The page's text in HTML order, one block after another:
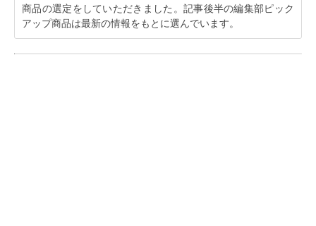
商品の選定をしていただきました。記事後半の編集部ピック
アップ商品は最新の情報をもとに選んでいます。